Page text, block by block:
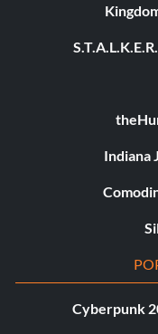
Indiana
Cyberpunk